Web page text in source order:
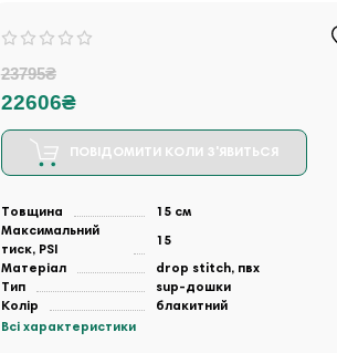
23795₴
22606₴
ПОВІДОМИТИ КОЛИ З'ЯВИТЬСЯ
Товщина
15 см
Максимальний
тиск, PSI
15
Матеріал
drop stitch, пвх
Тип
sup-дошки
Колір
блакитний
Всі характеристики